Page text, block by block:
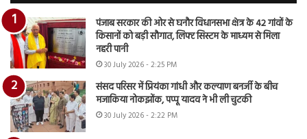
पंजाब सरकार की ओर से घनौर विधानसभा क्षेत्र के 42 गांवों के
किसानों को बड़ी सौगात, लिफ्ट सिस्टम के माध्यम से मिला
नहरी पानी
30 July 2026 - 2:25 PM
संसद परिसर में प्रियंका गांधी और कल्याण बनर्जी के बीच
मजाकिया नोकझोंक, पप्पू यादव ने भी ली चुटकी
30 July 2026 - 2:22 PM